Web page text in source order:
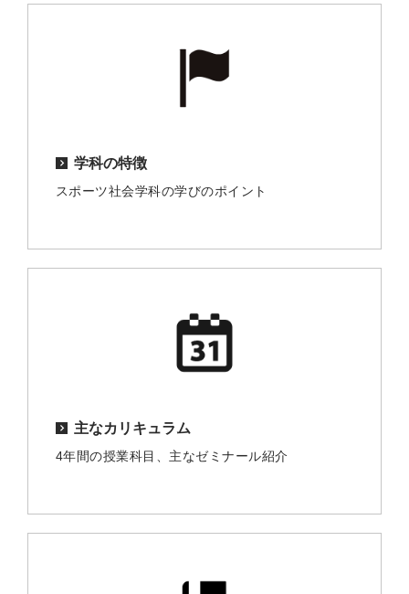
学科の特徴
スポーツ社会学科の学びのポイント
主なカリキュラム
4年間の授業科目、主なゼミナール紹介